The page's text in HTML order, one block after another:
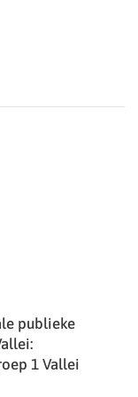
publieke
1 Vallei